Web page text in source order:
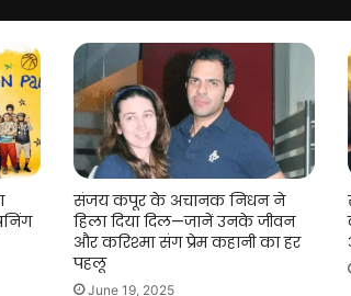
दिन
गिरावट
संजय कपूर के अचानक निधन ने
हिला दिया दिल—जानें उनके जीवन
और करिश्मा संग प्रेम कहानी का हर
पहलू
June 19, 2025